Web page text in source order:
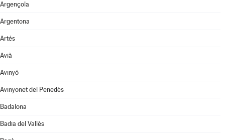
Argençola
Argentona
Artés
Avià
Avinyó
Avinyonet del Penedès
Badalona
Badia del Vallès